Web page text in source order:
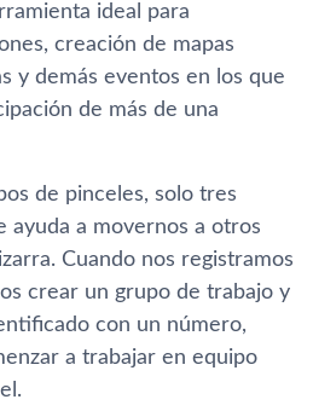
ideal para
creación de mapas
y demás eventos en los que
de más de una
de pinceles, solo tres
ayuda a movernos a otros
Cuando nos registramos
crear un grupo de trabajo y
con un número,
a trabajar en equipo